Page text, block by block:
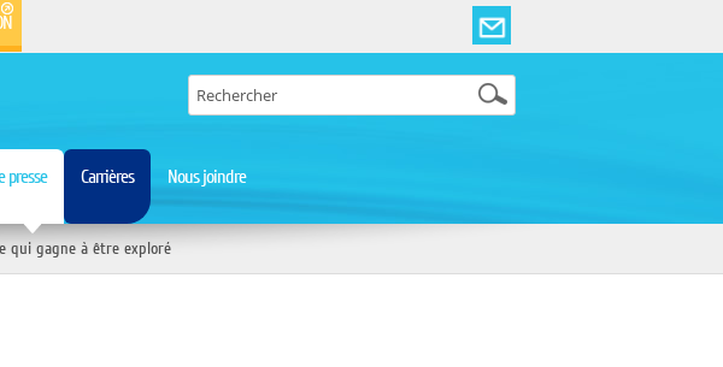
presse Carrières Nous joindre
qui gagne à être exploré